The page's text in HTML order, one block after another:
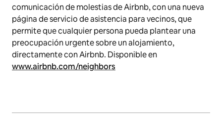
comunicación de molestias de Airbnb, con una nueva
página de servicio de asistencia para vecinos, que
permite que cualquier persona pueda plantear una
preocupación urgente sobre un alojamiento,
directamente con Airbnb. Disponible en
www.airbnb.com/neighbors